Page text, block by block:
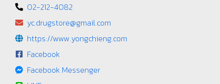
02-212-4082
yc.drugstore@gmail.com
https://www.yongchieng.com
Facebook
Facebook Messenger